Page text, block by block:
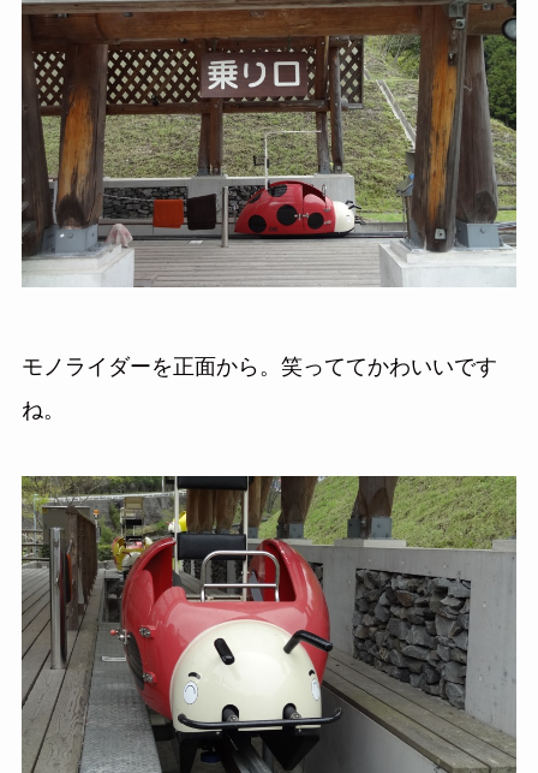
モノライダーを正面から。笑っててかわいいです
ね。